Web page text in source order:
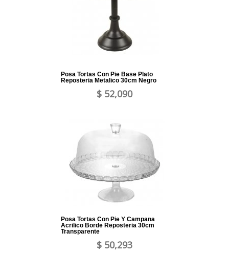
Posa Tortas Con Pie Base Plato
Reposteria Metalico 30cm Negro
$ 52,090
Posa Tortas Con Pie Y Campana
Acrilico Borde Reposteria 30cm
Transparente
$ 50,293